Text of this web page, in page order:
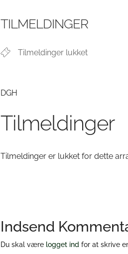
TILMELDINGER
Tilmeldinger lukket
DGH
Tilmeldinger
Tilmeldinger er lukket for dette
Indsend
Du skal være logget ind for at skrive